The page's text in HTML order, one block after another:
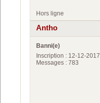
Hors ligne
Antho
Banni(e)
Inscription : 12-12-2017
Messages : 783